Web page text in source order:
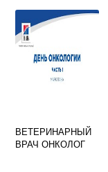
ВЕТЕРИНАРНЫЙ
ВРАЧ ОНКОЛОГ